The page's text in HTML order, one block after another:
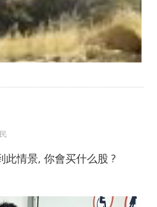
此情景, 你會买什么股 ?